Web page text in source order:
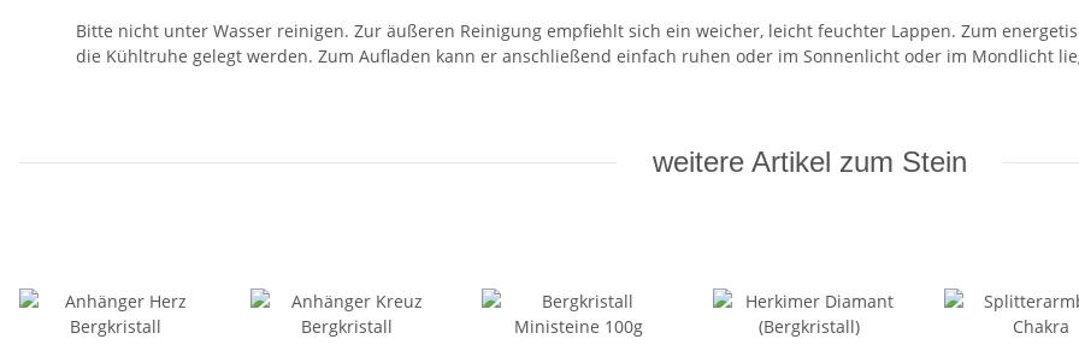
Bitte nicht unter Wasser reinigen. Zur äußeren Reinigung empfiehlt sich ein weicher, leicht feuchter Lappen. Zum
die Kühltruhe gelegt werden. Zum Aufladen kann er anschließend einfach ruhen oder im Sonnenlicht oder im Mondlicht
weitere Artikel zum Stein